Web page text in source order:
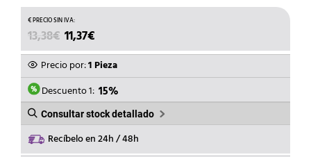
13,38€ EL
PRECIO
ORIGINAL
ERA:
13,38€.
11,37€
PRECIO
ACTUAL
ES:
11,37€.
Precio por:1 Pieza
Descuento 1: 15%
Consultar stock detallado
Recíbelo en 24h / 48h